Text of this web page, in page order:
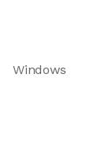
Windows